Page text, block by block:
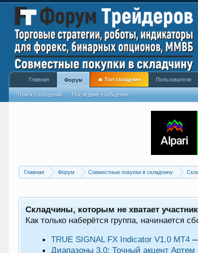
Главная Форум Совместные покупки в складчину
Складчины, которым не хватает
Как только наберётся группа, начинается
TRUE SIGNAL FX Indicator V1.0 MT4
Диапазоны 3.0: Точный акцент Артем
Главная Форум
Поиск сообщений Последние сообщения
🔥 Топ складчин Пользователи